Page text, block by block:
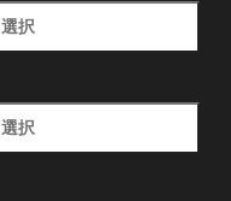
選択
選択